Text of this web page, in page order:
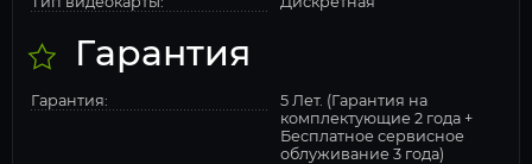
Гарантия
Гарантия:
5 Лет. (Гарантия на
комплектующие 2 года +
Бесплатное сервисное
облуживание 3 года)